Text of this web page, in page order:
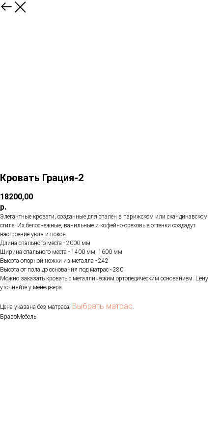
Кровать Грация-2
18200,00
р.
Элегантные кровати, созданные для спален в парижском или скандинавском
стиле. Их белоснежные, ванильные и кофейно-ореховые оттенки создадут
настроение уюта и покоя.
Длина спального места - 2000 мм
Ширина спального места - 1400 мм, 1600 мм
Высота опорной ножки из металла - 242
Высота от пола до основания под матрас - 280
Можно заказать кровать с металлическим ортопедическим основанием. Цену
уточняйте у менеджера.
Цена указана без матраса! Выбрать матрас
БравоМебель